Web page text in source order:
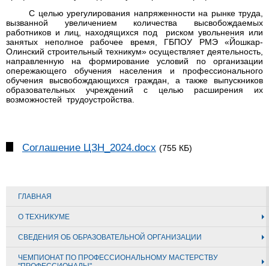
С целью урегулирования напряженности на рынке труда,
вызванной увеличением количества высвобождаемых
работников и лиц, находящихся под риском увольнения или
занятых неполное рабочее время, ГБПОУ РМЭ «Йошкар-
Олинский строительный техникум» осуществляет деятельность,
направленную на формирование условий по организации
опережающего обучения населения и профессионального
обучения высвобождающихся граждан, а также выпускников
образовательных учреждений с целью расширения их
возможностей трудоустройства.
Соглашение ЦЗН_2024.docx (755 КБ)
ГЛАВНАЯ
О ТЕХНИКУМЕ
СВЕДЕНИЯ ОБ ОБРАЗОВАТЕЛЬНОЙ ОРГАНИЗАЦИИ
ЧЕМПИОНАТ ПО ПРОФЕССИОНАЛЬНОМУ МАСТЕРСТВУ